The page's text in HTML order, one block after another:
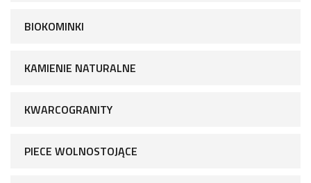
BIOKOMINKI
KAMIENIE NATURALNE
KWARCOGRANITY
PIECE WOLNOSTOJĄCE